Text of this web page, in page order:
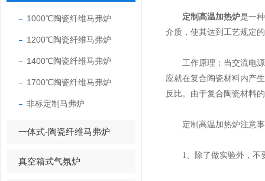
1000℃陶瓷纤维马弗炉
1200℃陶瓷纤维马弗炉
1400℃陶瓷纤维马弗炉
1700℃陶瓷纤维马弗炉
非标定制马弗炉
一体式-陶瓷纤维马弗炉
真空箱式气氛炉
定制高温加热炉是一
介质，使其达到工艺规定
工作原理：当交流电源
应就在复合陶瓷材料内产
反比。由于复合陶瓷材料
定制高温加热炉注意事
1、除了做实验外，不